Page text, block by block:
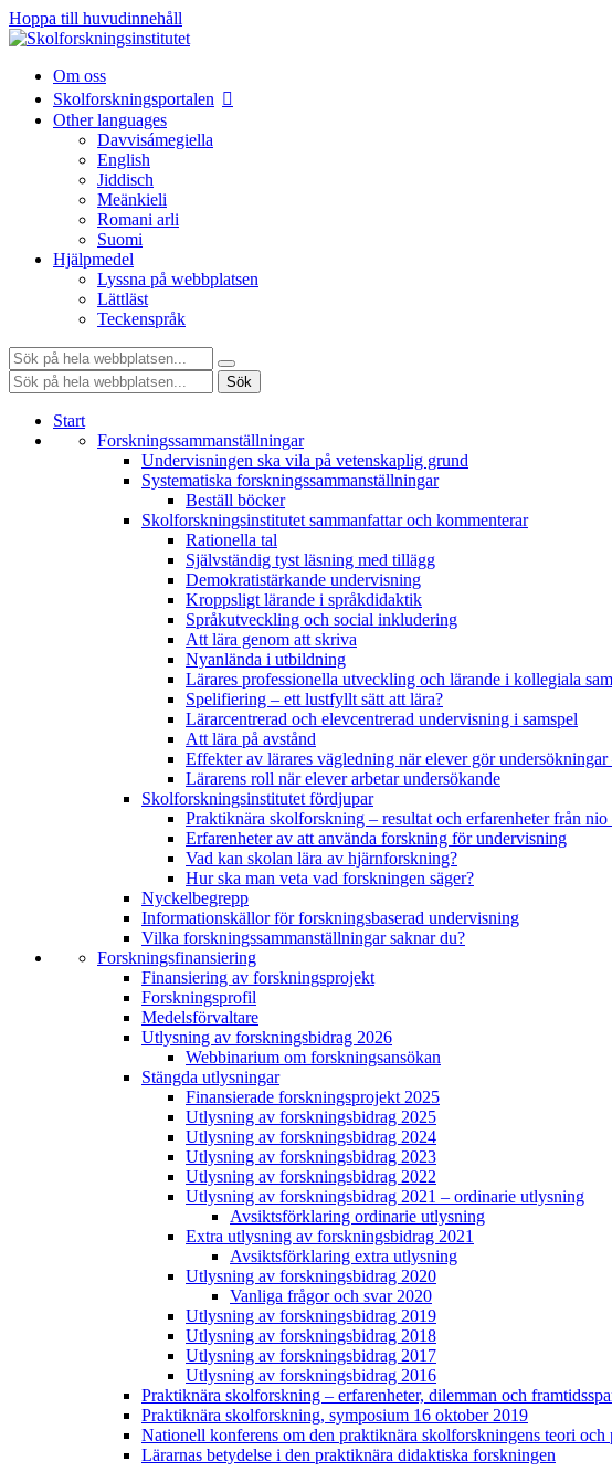
Hoppa till huvudinnehåll
Om oss
Skolforskningsportalen
Other languages
Davvisámegiella
English
Jiddisch
Meänkieli
Romani arli
Suomi
Hjälpmedel
Lyssna på webbplatsen
Lättläst
Teckenspråk
Sök:
Sök:
Sök
Start
Forskningssammanställningar
Undervisningen ska vila på vetenskaplig grund
Systematiska forskningssammanställningar
Beställ böcker
Skolforskningsinstitutet sammanfattar och kommenterar
Rationella tal
Självständig tyst läsning med tillägg
Demokratistärkande undervisning
Kroppsligt lärande i språkdidaktik
Språkutveckling och social inkludering
Att lära genom att skriva
Nyanlända i utbildning
Lärares professionella utveckling och lärande i kollegiala
Spelifiering – ett lustfyllt sätt att lära?
Lärarcentrerad och elevcentrerad undervisning i samspel
Att lära på avstånd
Effekter av lärares vägledning när elever gör
Lärarens roll när elever arbetar undersökande
Skolforskningsinstitutet fördjupar
Praktiknära skolforskning – resultat och erfarenheter från
Erfarenheter av att använda forskning för undervisning
Vad kan skolan lära av hjärnforskning?
Hur ska man veta vad forskningen säger?
Nyckelbegrepp
Informationskällor för forskningsbaserad undervisning
Vilka forskningssammanställningar saknar du?
Forskningsfinansiering
Finansiering av forskningsprojekt
Forskningsprofil
Medelsförvaltare
Utlysning av forskningsbidrag 2026
Webbinarium om forskningsansökan
Stängda utlysningar
Finansierade forskningsprojekt 2025
Utlysning av forskningsbidrag 2025
Utlysning av forskningsbidrag 2024
Utlysning av forskningsbidrag 2023
Utlysning av forskningsbidrag 2022
Utlysning av forskningsbidrag 2021 – ordinarie utlysning
Avsiktsförklaring ordinarie utlysning
Extra utlysning av forskningsbidrag 2021
Avsiktsförklaring extra utlysning
Utlysning av forskningsbidrag 2020
Vanliga frågor och svar 2020
Utlysning av forskningsbidrag 2019
Utlysning av forskningsbidrag 2018
Utlysning av forskningsbidrag 2017
Utlysning av forskningsbidrag 2016
Praktiknära skolforskning – erfarenheter, dilemman och
Praktiknära skolforskning, symposium 16 oktober 2019
Nationell konferens om den praktiknära skolforskningens teori
Lärarnas betydelse i den praktiknära didaktiska forskningen